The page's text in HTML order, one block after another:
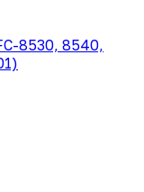
8530, 8540,